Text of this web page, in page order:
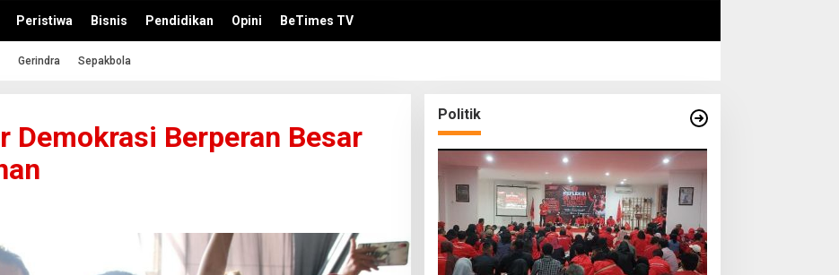
Peristiwa Bisnis Pendidikan Opini BeTimes TV
Gerindra Sepakbola
Demokrasi Berperan Besar
Politik